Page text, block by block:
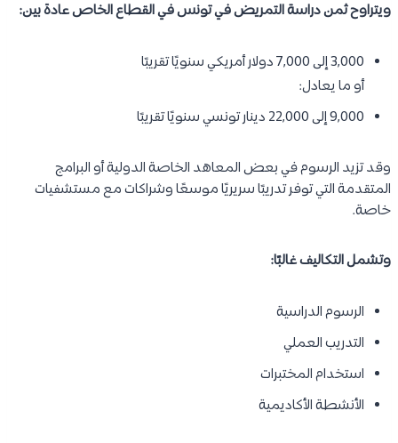
ويتراوح ثمن دراسة التمريض في تونس في القطاع الخاص عادة بين:
3,000 إلى 7,000 دولار أمريكي سنويًا تقريبًا
أو ما يعادل:
9,000 إلى 22,000 دينار تونسي سنويًا تقريبًا
وقد تزيد الرسوم في بعض المعاهد الخاصة الدولية أو البرامج
المتقدمة التي توفر تدريبًا سريريًا موسعًا وشراكات مع مستشفيات
خاصة.
وتشمل التكاليف غالبًا:
الرسوم الدراسية
التدريب العملي
استخدام المختبرات
الأنشطة الأكاديمية